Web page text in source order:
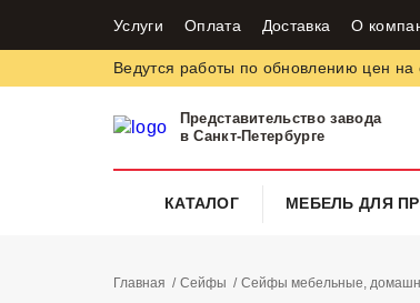
Услуги Оплата Доставка О
Ведутся работы по обновлению цен на
Представительство завода
в Санкт-Петербурге
КАТАЛОГ МЕБЕЛЬ ДЛЯ
Главная Сейфы Сейфы мебельные,